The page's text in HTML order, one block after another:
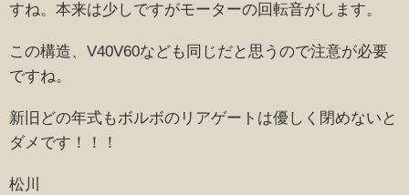
すね。本来は少しですがモーターの回転音がします。
この構造、V40V60なども同じだと思うので注意が必要
ですね。
新旧どの年式もボルボのリアゲートは優しく閉めないと
ダメです！！！
松川